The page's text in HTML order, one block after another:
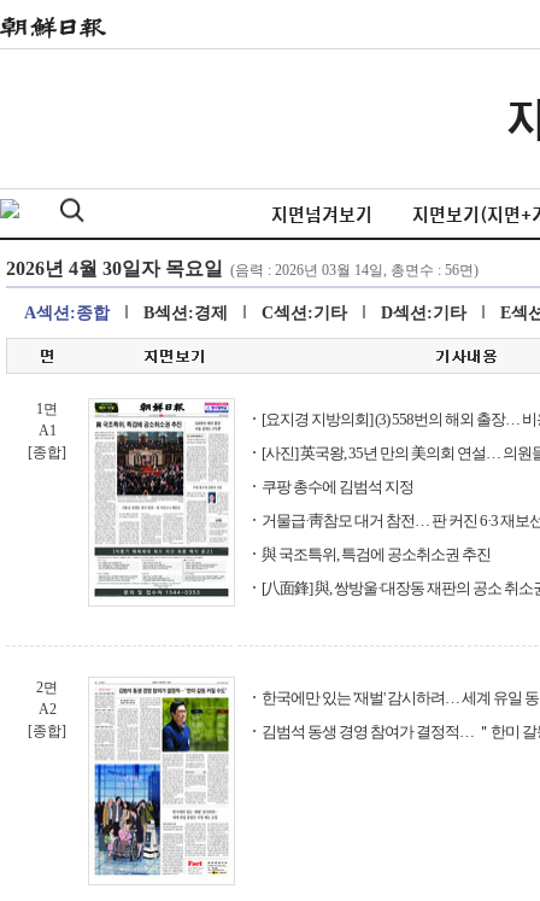
지면넘겨보기 지면보기(지면+
A섹션:종합 B섹션:경제 C섹션:기타 D섹션:기타 E섹
1면
A1
[종합]
[요지경 지방의회] (3) 558번의 해외 출장…
[사진] 英국왕, 35년 만의 美의회 연설… 의원
쿠팡 총수에 김범석 지정
거물급·靑참모 대거 참전… 판 커진 6·3 재보
與 국조특위, 특검에 공소취소권 추진
[八面鋒] 與, 쌍방울·대장동 재판의 공소 취소
2면
A2
[종합]
한국에만 있는 '재벌' 감시하려… 세계 유일
김범석 동생 경영 참여가 결정적… ＂한미 갈